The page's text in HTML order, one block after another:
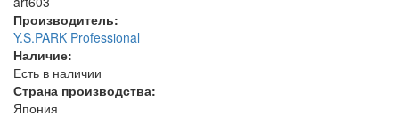
Производитель:
Y.S.PARK Professional
Наличие:
Есть в наличии
Страна производства:
Япония